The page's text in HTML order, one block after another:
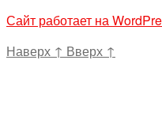
Сайт работает на
Наверх ↑ Вверх ↑